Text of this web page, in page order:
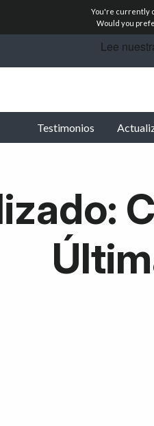
You're currently
Would you
Testimonios